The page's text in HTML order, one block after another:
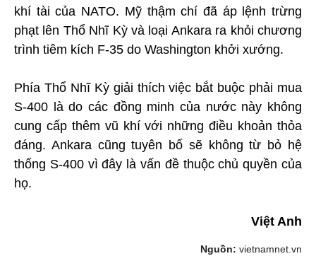
khí tài của NATO. Mỹ thậm chí đã áp lệnh trừng
phạt lên Thổ Nhĩ Kỳ và loại Ankara ra khỏi chương
trình tiêm kích F-35 do Washington khởi xướng.
Phía Thổ Nhĩ Kỳ giải thích việc bắt buộc phải mua
S-400 là do các đồng minh của nước này không
cung cấp thêm vũ khí với những điều khoản thỏa
đáng. Ankara cũng tuyên bố sẽ không từ bỏ hệ
thống S-400 vì đây là vấn đề thuộc chủ quyền của
họ.
Việt Anh
Nguồn: vietnamnet.vn